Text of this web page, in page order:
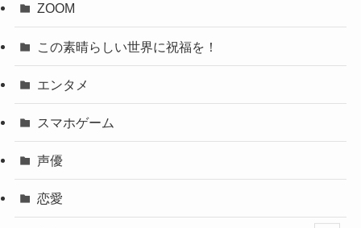
ZOOM
この素晴らしい世界に祝福を！
エンタメ
スマホゲーム
声優
恋愛